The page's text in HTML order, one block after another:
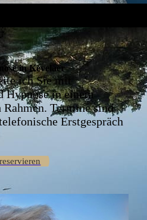
in Kevelaer
ich Sie mit
Hypnose in einem
Rahmen. Termine sind
Erstgespräch